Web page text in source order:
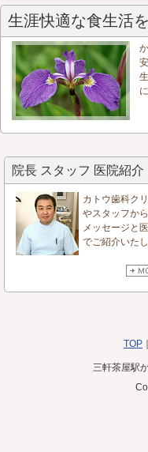
生涯快適な食生活
院長 スタッフ 医院紹介
カトウ歯科ク
やスタッフか
メッセージと
でご紹介いたし
三軒茶屋駅
TOP